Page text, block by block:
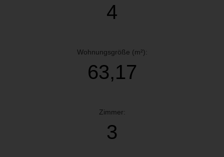
4
Wohnungsgröße (m²):
63,17
Zimmer:
3